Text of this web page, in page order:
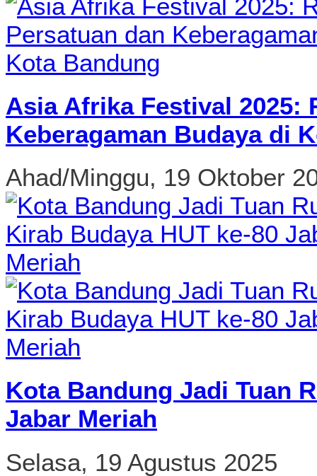
Asia Afrika Festival 2025:
Keberagaman Budaya di
Ahad/Minggu, 19 Oktober
Kota Bandung Jadi Tuan
Jabar Meriah
Selasa, 19 Agustus 2025